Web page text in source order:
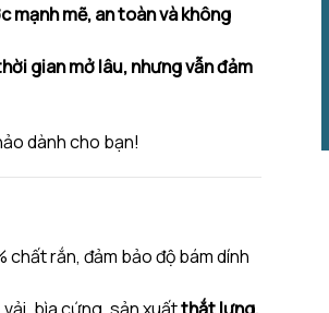
mạnh mẽ, an toàn và không
gian mở lâu, nhưng vẫn đảm
dành cho bạn!
chất rắn, đảm bảo độ bám dính